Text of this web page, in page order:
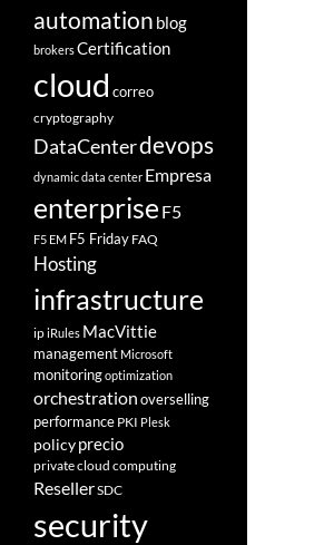
automation blog
brokersCertification
cloud correo
cryptography
DataCenterdevops
dynamic data center Empresa
enterprise F5
F5 EM F5 Friday FAQ
Hosting
infrastructure
ipiRules MacVittie
management Microsoft
monitoringoptimization
orchestrationoverselling
performance PKI Plesk
policyprecio
private cloud computing
ResellerSDC
security